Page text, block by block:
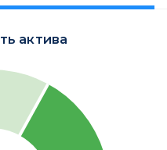
актива